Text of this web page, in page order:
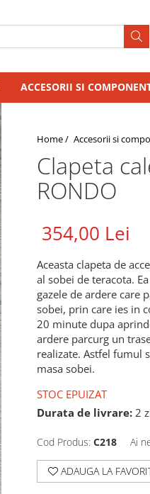
ACCESORII SI
Home / Accesorii si
Clapeta
RONDO
354,00 Lei
Aceasta clapeta de
al sobei de teracota.
gazele de ardere care
sobei, prin care ies in
20 minute dupa
ardere parcurg un
realizate. Astfel fumul
masa sobei.
STOC EPUIZAT
Durata de livrare: 2
Cod Produs: C218 Ai
ADAUGA LA